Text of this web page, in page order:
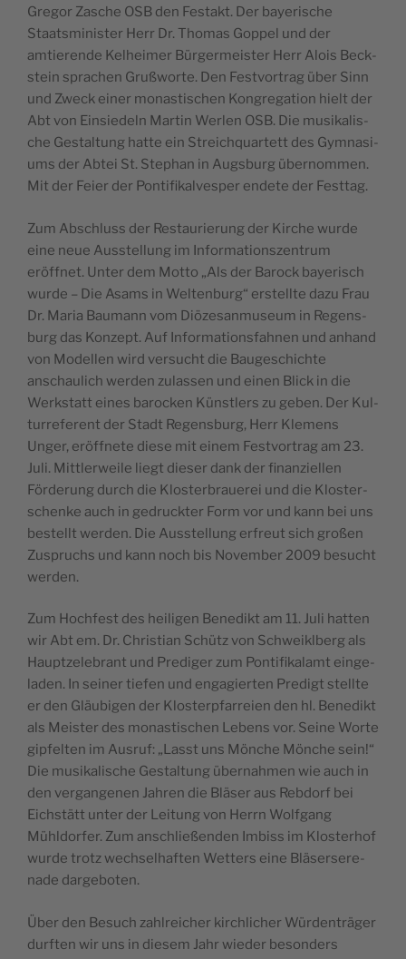
Gre­gor Zasche OSB den Fes­takt. Der bay­erische
Staatsmin­is­ter Herr Dr. Thomas Gop­pel und der
amtierende Kel­heimer Bürg­er­meis­ter Herr Alois Beck­
stein sprachen Gruß­worte. Den Festvor­trag über Sinn
und Zweck ein­er monas­tis­chen Kon­gre­ga­tion hielt der
Abt von Ein­siedeln Mar­tin Werlen OSB. Die musikalis­
che Gestal­tung hat­te ein Stre­ichquar­tett des Gym­na­si­
ums der Abtei St. Stephan in Augs­burg über­nom­men.
Mit der Feier der Pon­tif­ikalves­per endete der Festtag.
Zum Abschluss der Restau­rierung der Kirche wurde
eine neue Ausstel­lung im Infor­ma­tion­szen­trum
eröffnet. Unter dem Mot­to „Als der Barock bay­erisch
wurde – Die Asams in Wel­tenburg“ erstellte dazu Frau
Dr. Maria Bau­mann vom Diöze­san­mu­se­um in Regens­
burg das Konzept. Auf Infor­ma­tions­fah­nen und anhand
von Mod­ellen wird ver­sucht die Baugeschichte
anschaulich wer­den zulassen und einen Blick in die
Werk­statt eines barock­en Kün­stlers zu geben. Der Kul­
tur­ref­er­ent der Stadt Regens­burg, Herr Kle­mens
Unger, eröffnete diese mit einem Festvor­trag am 23.
Juli. Mit­tler­weile liegt dieser dank der finanziellen
Förderung durch die Kloster­brauerei und die Kloster­
schenke auch in gedruck­ter Form vor und kann bei uns
bestellt wer­den. Die Ausstel­lung erfreut sich großen
Zus­pruchs und kann noch bis Novem­ber 2009 besucht
werden.
Zum Hochfest des heili­gen Benedikt am 11. Juli hat­ten
wir Abt em. Dr. Chris­t­ian Schütz von Schweikl­berg als
Hauptzel­e­brant und Predi­ger zum Pon­tif­ikalamt ein­ge­
laden. In sein­er tiefen und engagierten Predigt stellte
er den Gläu­bi­gen der Klosterp­far­reien den hl. Benedikt
als Meis­ter des monas­tis­chen Lebens vor. Seine Worte
gipfel­ten im Aus­ruf: „Lasst uns Mönche Mönche sein!“
Die musikalis­che Gestal­tung über­nah­men wie auch in
den ver­gan­genen Jahren die Bläs­er aus Reb­dorf bei
Eich­stätt unter der Leitung von Her­rn Wolf­gang
Mühldor­fer. Zum anschließen­den Imbiss im Kloster­hof
wurde trotz wech­sel­haften Wet­ters eine Bläserser­e­
nade dargeboten.
Über den Besuch zahlre­ich­er kirch­lich­er Wür­den­träger
durften wir uns in diesem Jahr wieder beson­ders